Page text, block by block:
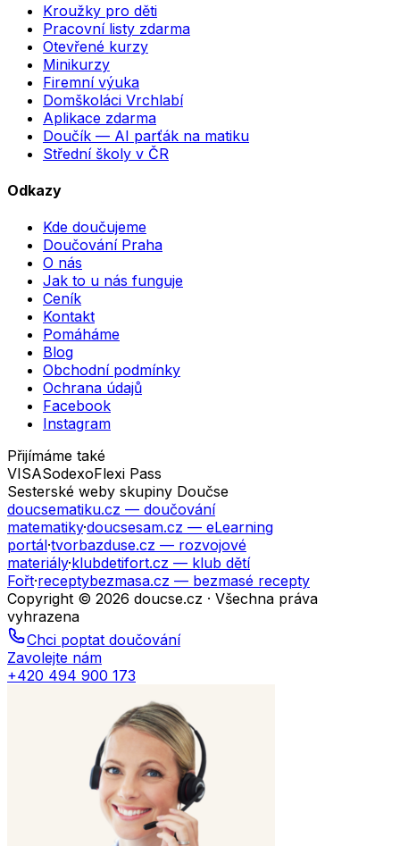
Kroužky pro děti
Pracovní listy zdarma
Otevřené kurzy
Minikurzy
Firemní výuka
Domškoláci Vrchlabí
Aplikace zdarma
Doučík — AI parťák na matiku
Střední školy v ČR
Odkazy
Kde doučujeme
Doučování Praha
O nás
Jak to u nás funguje
Ceník
Kontakt
Pomáháme
Blog
Obchodní podmínky
Ochrana údajů
Facebook
Instagram
Přijímáme také
VISASodexoFlexi Pass
Sesterské weby skupiny Doučse
doucsematiku.cz — doučování
matematiky·doucsesam.cz — eLearning
portál·tvorbazduse.cz — rozvojové
materiály·klubdetifort.cz — klub dětí
Fořt·receptybezmasa.cz — bezmasé recepty
Copyright © 2026 doucse.cz · Všechna práva
vyhrazena
Chci poptat doučování
Zavolejte nám
+420 494 900 173